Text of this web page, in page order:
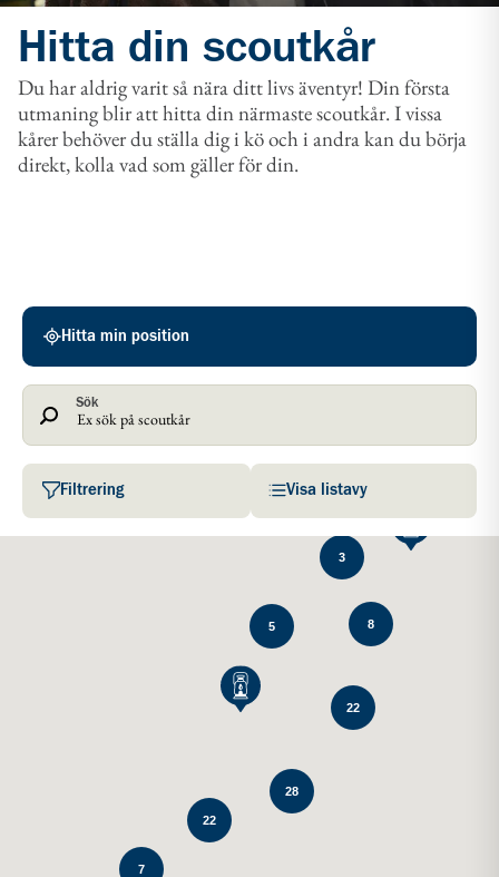
Hitta din scoutkår
Du har aldrig varit så nära ditt livs äventyr! Din första
utmaning blir att hitta din närmaste scoutkår. I vissa
kårer behöver du ställa dig i kö och i andra kan du börja
direkt, kolla vad som gäller för din.
Scoutkårer
Hitta min position
Sök
Filtrering Visa listavy
28
5
22
22
8
3
7